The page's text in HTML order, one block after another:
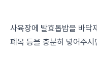
사육장에 발효톱밥을 바닥
폐목 등을 충분히 넣어주